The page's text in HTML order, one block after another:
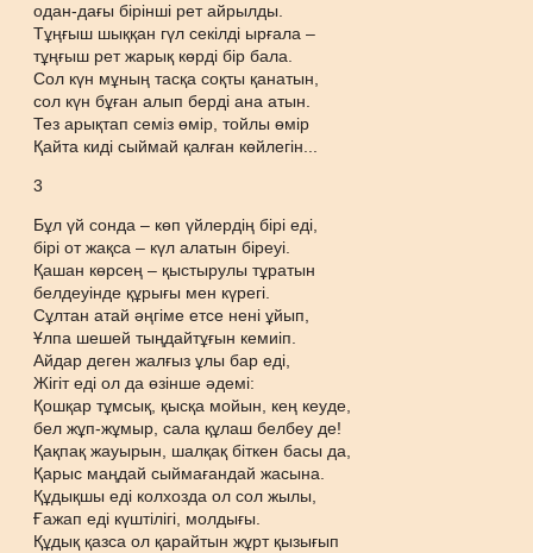
одан-дағы бірінші рет айрылды.
Тұңғыш шыққан гүл секілді ырғала –
тұңғыш рет жарық көрді бір бала.
Сол күн мұның тасқа соқты қанатын,
сол күн бұған алып берді ана атын.
Тез арықтап семіз өмір, тойлы өмір
Қайта киді сыймай қалған көйлегін...
3
Бұл үй сонда – көп үйлердің бірі еді,
бірі от жақса – күл алатын біреуі.
Қашан көрсең – қыстырулы тұратын
белдеуінде құрығы мен күрегі.
Сұлтан атай әңгіме етсе нені ұйып,
Ұлпа шешей тыңдайтұғын кемиіп.
Айдар деген жалғыз ұлы бар еді,
Жігіт еді ол да өзінше әдемі:
Қошқар тұмсық, қысқа мойын, кең кеуде,
бел жұп-жұмыр, сала құлаш белбеу де!
Қақпақ жауырын, шалқақ біткен басы да,
Қарыс маңдай сыймағандай жасына.
Құдықшы еді колхозда ол сол жылы,
Ғажап еді күштілігі, молдығы.
Құдық қазса ол қарайтын жұрт қызығып